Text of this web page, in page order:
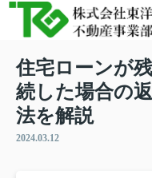
住宅ローンが
続した場合の
法を解説
2024.03.12